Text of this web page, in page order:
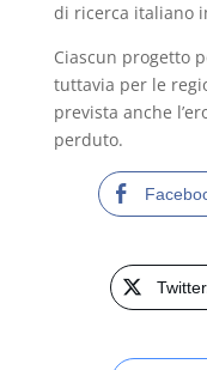
di ricerca italiano
Ciascun progetto
tuttavia per le
prevista anche
perduto.